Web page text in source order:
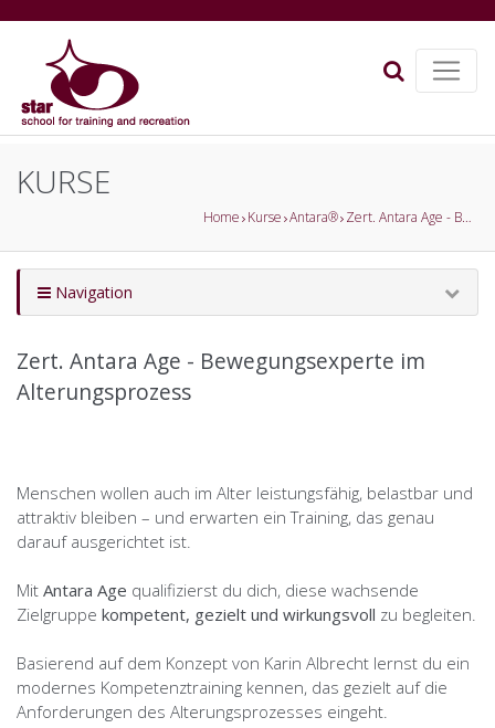
KURSE
Home Kurse Antara® Zert. Antara Age - Bewegungsexperte im Alterungsprozess
Navigation
Zert. Antara Age - Bewegungsexperte im
Alterungsprozess
Menschen wollen auch im Alter leistungsfähig, belastbar und
attraktiv bleiben – und erwarten ein Training, das genau
darauf ausgerichtet ist.
Mit Antara Age qualifizierst du dich, diese wachsende
Zielgruppe kompetent, gezielt und wirkungsvoll zu begleiten.
Basierend auf dem Konzept von Karin Albrecht lernst du ein
modernes Kompetenztraining kennen, das gezielt auf die
Anforderungen des Alterungsprozesses eingeht.